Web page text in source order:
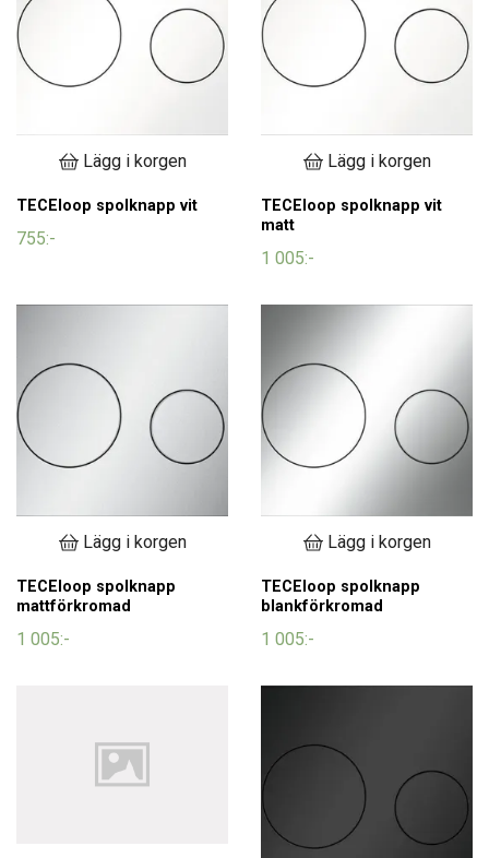
Lägg i korgen
TECEloop spolknapp vit
755:-
Lägg i korgen
TECEloop spolknapp vit
matt
1 005:-
Lägg i korgen
TECEloop spolknapp
mattförkromad
1 005:-
Lägg i korgen
TECEloop spolknapp
blankförkromad
1 005:-